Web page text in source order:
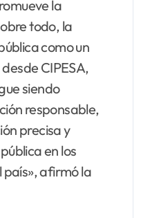
la
todo, la
como un
CIPESA,
siendo
responsable,
precisa y
en los
país», afirmó la